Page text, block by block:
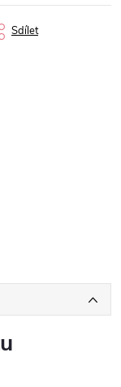
Sdílet